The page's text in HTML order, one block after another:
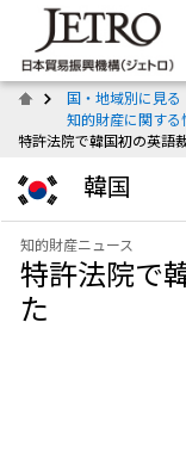
国・地域別に見る
知的財産に関する
特許法院で韓国初の英語
韓国
知的財産ニュース
特許法院で
た